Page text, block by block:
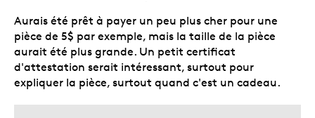
Aurais été prêt à payer un peu plus cher pour une
pièce de 5$ par exemple, mais la taille de la pièce
aurait été plus grande. Un petit certificat
d'attestation serait intéressant, surtout pour
expliquer la pièce, surtout quand c'est un cadeau.